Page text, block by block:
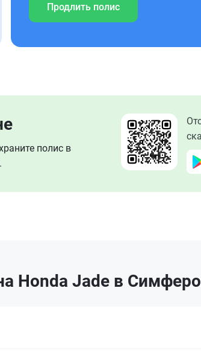
Продлить полис
полис в
Honda Jade в